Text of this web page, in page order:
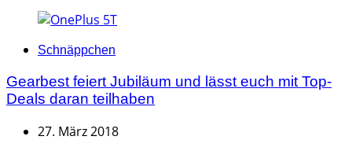
Categories
Schnäppchen
Gearbest feiert Jubiläum und lässt euch mit Top-
Deals daran teilhaben
27. März 2018